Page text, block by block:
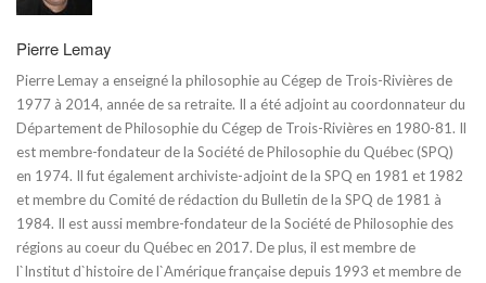
Pierre Lemay
Pierre Lemay a enseigné la philosophie au Cégep de Trois-Rivières de
1977 à 2014, année de sa retraite. Il a été adjoint au coordonnateur du
Département de Philosophie du Cégep de Trois-Rivières en 1980-81. Il
est membre-fondateur de la Société de Philosophie du Québec (SPQ)
en 1974. Il fut également archiviste-adjoint de la SPQ en 1981 et 1982
et membre du Comité de rédaction du Bulletin de la SPQ de 1981 à
1984. Il est aussi membre-fondateur de la Société de Philosophie des
régions au coeur du Québec en 2017. De plus, il est membre de
l`Institut d`histoire de l`Amérique française depuis 1993 et membre de